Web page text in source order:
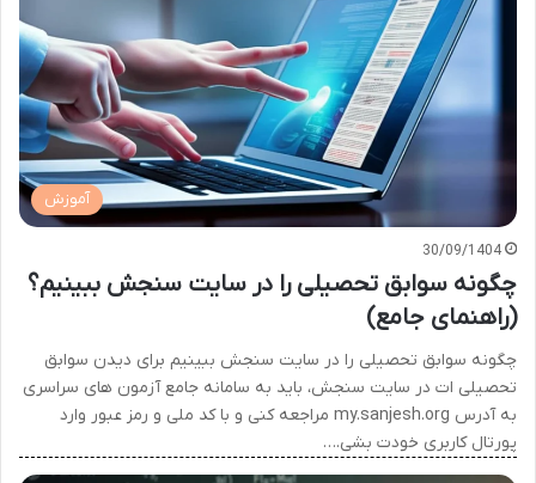
آموزش
30/09/1404
چگونه سوابق تحصیلی را در سایت سنجش ببینیم؟
(راهنمای جامع)
چگونه سوابق تحصیلی را در سایت سنجش ببینیم برای دیدن سوابق
تحصیلی ات در سایت سنجش، باید به سامانه جامع آزمون های سراسری
به آدرس my.sanjesh.org مراجعه کنی و با کد ملی و رمز عبور وارد
پورتال کاربری خودت بشی.…